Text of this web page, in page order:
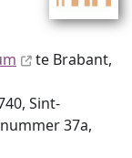
te Brabant,
Sint-
37a,